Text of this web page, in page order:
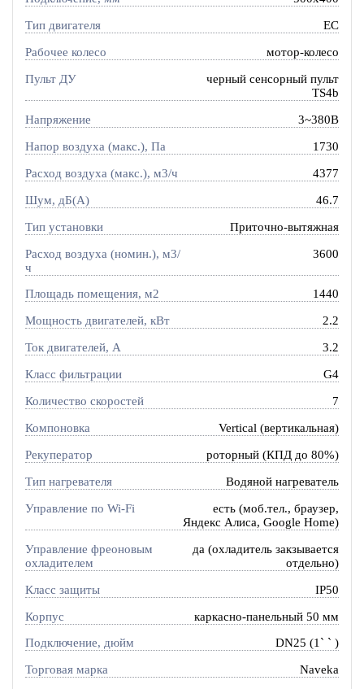
Тип двигателя EC
Рабочее колесо мотор-колесо
Пульт ДУ
черный сенсорный пульт
TS4b
Напряжение 3~380В
Напор воздуха (макс.), Па 1730
Расход воздуха (макс.), м3/ч 4377
Шум, дБ(А) 46.7
Тип установки Приточно-вытяжная
Расход воздуха (номин.), м3/
ч
3600
Площадь помещения, м2 1440
Мощность двигателей, кВт 2.2
Ток двигателей, А 3.2
Класс фильтрации G4
Количество скоростей 7
Компоновка Vertical (вертикальная)
Рекуператор роторный (КПД до 80%)
Тип нагревателя Водяной нагреватель
Управление по Wi-Fi
есть (моб.тел., браузер,
Яндекс Алиса, Google Home)
Управление фреоновым
охладителем
да (охладитель закзывается
отдельно)
Класс защиты IP50
Корпус каркасно-панельный 50 мм
Подключение, дюйм DN25 (1` ` )
Торговая марка Naveka